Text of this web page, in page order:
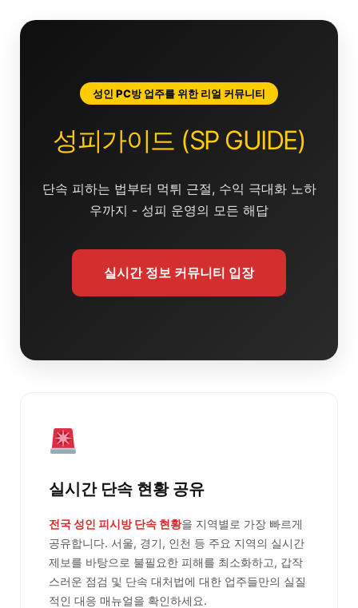
성인 PC방 업주를 위한 리얼 커뮤니티
성피가이드 (SP GUIDE)
단속 피하는 법부터 먹튀 근절, 수익 극대화 노하
우까지 - 성피 운영의 모든 해답
실시간 정보 커뮤니티 입장
실시간 단속 현황 공유
전국 성인 피시방 단속 현황을 지역별로 가장 빠르게
공유합니다. 서울, 경기, 인천 등 주요 지역의 실시간
제보를 바탕으로 불필요한 피해를 최소화하고, 갑작
스러운 점검 및 단속 대처법에 대한 업주들만의 실질
적인 대응 매뉴얼을 확인하세요.